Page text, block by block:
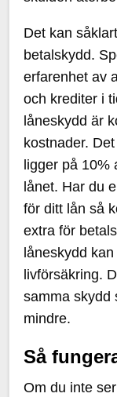
Det kan
betalskydd.
erfarenhet av
och krediter i
låneskydd är
kostnader.
ligger på
lånet. Har du
för ditt lån så
extra för
låneskydd
livförsäkring.
samma skydd
mindre.
Så
Om du inte